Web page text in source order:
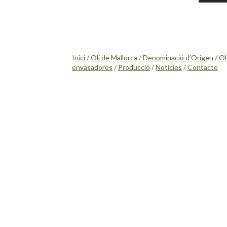
Inici/Oli de Mallorca /Denominació d’Origen /
envasadores / Producció /Notícies /Contacte